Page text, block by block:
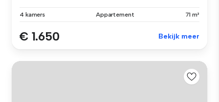
4 kamers Appartement 71 m²
€ 1.650 Bekijk meer